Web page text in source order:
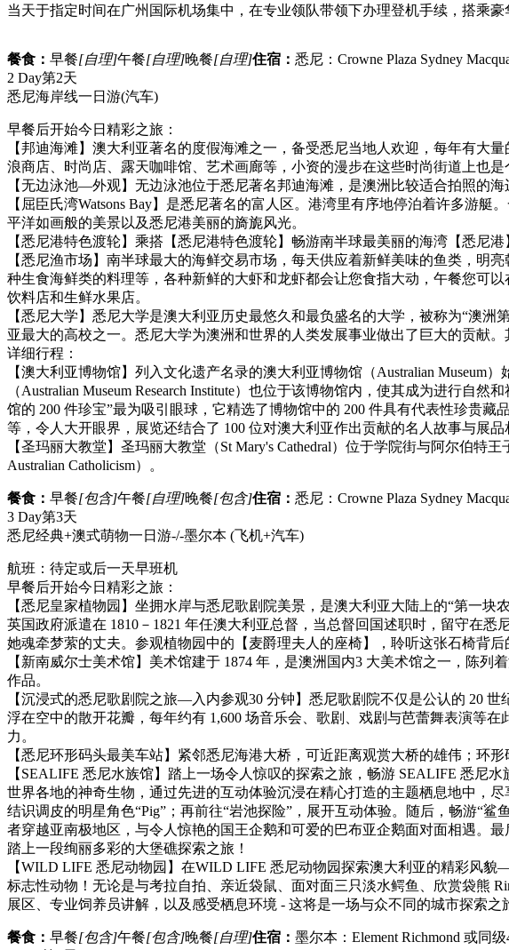
当天于指定时间在广州国际机场集中，在专业领队带领下办理登机手续，搭乘
餐食： 早餐[自理]午餐[自理]晚餐[自理]住宿： 悉尼：Crowne Plaza Sydney
2 Day第2天
悉尼海岸线一日游(汽车)
早餐后开始今日精彩之旅：
【邦迪海滩】澳大利亚著名的度假海滩之一，备受悉尼当地人欢迎，每年有大
浪商店、时尚店、露天咖啡馆、艺术画廊等，小资的漫步在这些时尚街道上也是
【无边泳池—外观】无边泳池位于悉尼著名邦迪海滩，是澳洲比较适合拍照的
【屈臣氏湾Watsons Bay】是悉尼著名的富人区。港湾里有序地停泊着许多游
平洋如画般的美景以及悉尼港美丽的旖旎风光。
【悉尼港特色渡轮】乘搭【悉尼港特色渡轮】畅游南半球最美丽的海湾【悉尼
【悉尼渔市场】南半球最大的海鲜交易市场，每天供应着新鲜美味的鱼类，明
种生食海鲜类的料理等，各种新鲜的大虾和龙虾都会让您食指大动，午餐您可
饮料店和生鲜水果店。
【悉尼大学】悉尼大学是澳大利亚历史最悠久和最负盛名的大学，被称为“澳
亚最大的高校之一。悉尼大学为澳洲和世界的人类发展事业做出了巨大的贡献。
详细行程：
【澳大利亚博物馆】列入文化遗产名录的澳大利亚博物馆（Australian Museum
（Australian Museum Research Institute）也位于该博物馆内，使其成为进行
馆的 200 件珍宝”最为吸引眼球，它精选了博物馆中的 200 件具有代表性珍贵
等，令人大开眼界，展览还结合了 100 位对澳大利亚作出贡献的名人故事与展
【圣玛丽大教堂】圣玛丽大教堂（St Mary's Cathedral）位于学院街与阿尔伯
Australian Catholicism）。
餐食： 早餐[包含]午餐[自理]晚餐[包含]住宿： 悉尼：Crowne Plaza Sydney
3 Day第3天
悉尼经典+澳式萌物一日游-/-墨尔本 (飞机+汽车)
航班：待定或后一天早班机
早餐后开始今日精彩之旅：
【悉尼皇家植物园】坐拥水岸与悉尼歌剧院美景，是澳大利亚大陆上的“第一块
英国政府派遣在 1810－1821 年任澳大利亚总督，当总督回国述职时，留守在
她魂牵梦萦的丈夫。参观植物园中的【麦爵理夫人的座椅】，聆听这张石椅背
【新南威尔士美术馆】美术馆建于 1874 年，是澳洲国内3 大美术馆之一，陈
作品。
【沉浸式的悉尼歌剧院之旅—入内参观30 分钟】悉尼歌剧院不仅是公认的 20
浮在空中的散开花瓣，每年约有 1,600 场音乐会、歌剧、戏剧与芭蕾舞表演等
力。
【悉尼环形码头最美车站】紧邻悉尼海港大桥，可近距离观赏大桥的雄伟；环
【SEALIFE 悉尼水族馆】踏上一场令人惊叹的探索之旅，畅游 SEALIFE 悉尼
世界各地的神奇生物，通过先进的互动体验沉浸在精心打造的主题栖息地中，
结识调皮的明星角色“Pig”；再前往“岩池探险”，展开互动体验。随后，畅游“
者穿越亚南极地区，与令人惊艳的国王企鹅和可爱的巴布亚企鹅面对面相遇。
踏上一段绚丽多彩的大堡礁探索之旅！
【WILD LIFE 悉尼动物园】在WILD LIFE 悉尼动物园探索澳大利亚的精彩风
标志性动物！无论是与考拉自拍、亲近袋鼠、面对面三只淡水鳄鱼、欣赏袋熊
展区、专业饲养员讲解，以及感受栖息环境 - 这将是一场与众不同的城市探索之
餐食： 早餐[包含]午餐[包含]晚餐[自理]住宿： 墨尔本：Element Richmond 或同